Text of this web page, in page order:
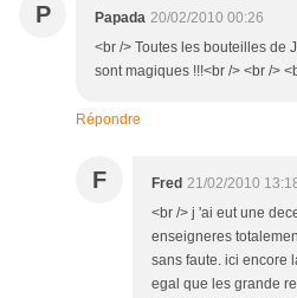
P Papada 20/02/2010 00:26
<br /> Toutes les bouteilles de
sont magiques !!!<br /> <br />
Répondre
F Fred 21/02/2010
<br /> j 'ai eut une
enseigneres
sans faute. ici encore
egal que les grande